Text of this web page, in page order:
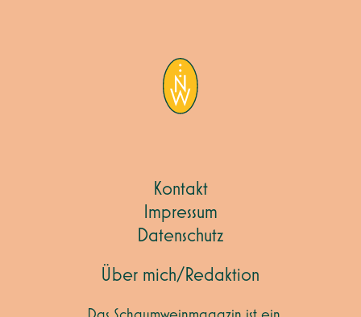
Kontakt
Impressum
Datenschutz
Über mich/Redaktion